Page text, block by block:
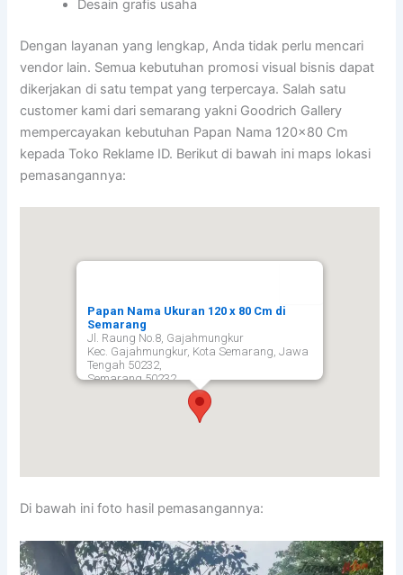
Desain grafis usaha
Dengan layanan yang lengkap, Anda tidak perlu mencari
vendor lain. Semua kebutuhan promosi visual bisnis dapat
dikerjakan di satu tempat yang terpercaya. Salah satu
customer kami dari semarang yakni Goodrich Gallery
mempercayakan kebutuhan Papan Nama 120×80 Cm
kepada Toko Reklame ID. Berikut di bawah ini maps lokasi
pemasangannya:
Papan Nama Ukuran 120 x 80 Cm di
Semarang
Jl. Raung No.8, Gajahmungkur
Kec. Gajahmungkur, Kota Semarang, Jawa
Tengah 50232,
Semarang 50232
Di bawah ini foto hasil pemasangannya: